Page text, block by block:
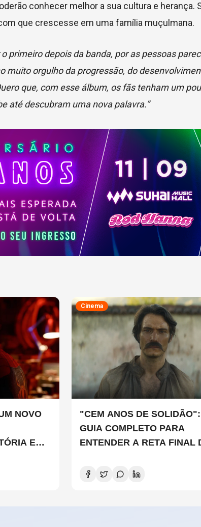
conhecer melhor a sua cultura e herança.
que crescesse em uma família muçulmana.
primeiro depois da banda, por as pessoas
muito orgulho da progressão, do
que, com esse álbum, os fãs tenham um
até descubram uma nova palavra.”
NOVO
EM
Cinema
"CEM ANOS DE SOLIDÃO":
GUIA COMPLETO PARA
ENTENDER A RETA FINAL